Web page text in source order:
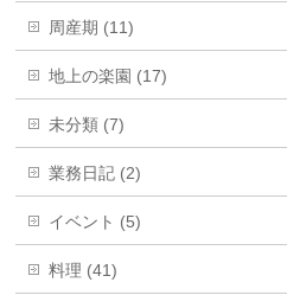
周産期 (11)
地上の楽園 (17)
未分類 (7)
業務日記 (2)
イベント (5)
料理 (41)